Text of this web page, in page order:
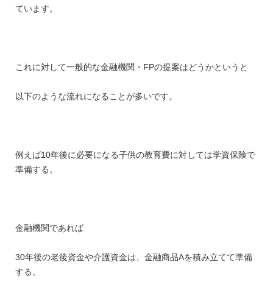
ています。
これに対して一般的な金融機関・FPの提案はどうかというと
以下のような流れになることが多いです。
例えば10年後に必要になる子供の教育費に対しては学資保険で
準備する。
金融機関であれば
30年後の老後資金や介護資金は、金融商品Aを積み立てて準備
する。